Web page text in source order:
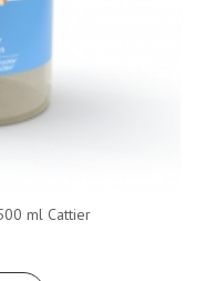
ml Cattier